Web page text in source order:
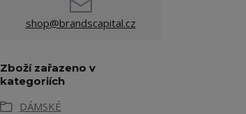
shop@brandscapital.cz
Zboží zařazeno v
kategoriích
DÁMSKÉ